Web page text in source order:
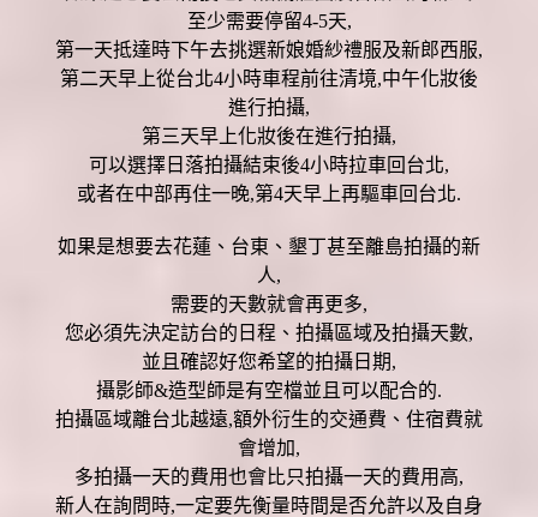
至少需要停留4-5天,
第一天抵達時下午去挑選新娘婚紗禮服及新郎西服,
第二天早上從台北4小時車程前往清境,中午化妝後
進行拍攝,
第三天早上化妝後在進行拍攝,
可以選擇日落拍攝結束後4小時拉車回台北,
或者在中部再住一晚,第4天早上再驅車回台北.
如果是想要去花蓮、台東、墾丁甚至離島拍攝的新
人,
需要的天數就會再更多,
您必須先決定訪台的日程、拍攝區域及拍攝天數,
並且確認好您希望的拍攝日期,
攝影師&造型師是有空檔並且可以配合的.
拍攝區域離台北越遠,額外衍生的交通費、住宿費就
會增加,
多拍攝一天的費用也會比只拍攝一天的費用高,
新人在詢問時,一定要先衡量時間是否允許以及自身